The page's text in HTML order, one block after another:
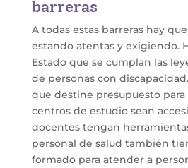
barreras
A todas estas barreras hay
estando atentas y exigiendo.
Estado que se cumplan las
de personas con
que destine presupuesto
centros de estudio sean
docentes tengan
personal de salud también
formado para atender a